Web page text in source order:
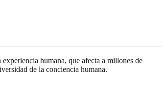
humana, que afecta a millones de
de la conciencia humana.